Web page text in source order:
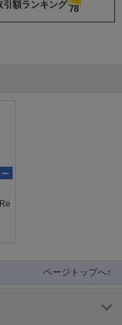
引額ランキング 78
ー
ページトップへ↑